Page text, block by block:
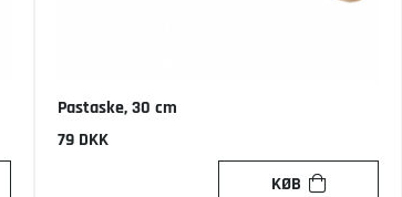
Pastaske, 30 cm
79 DKK
KØB